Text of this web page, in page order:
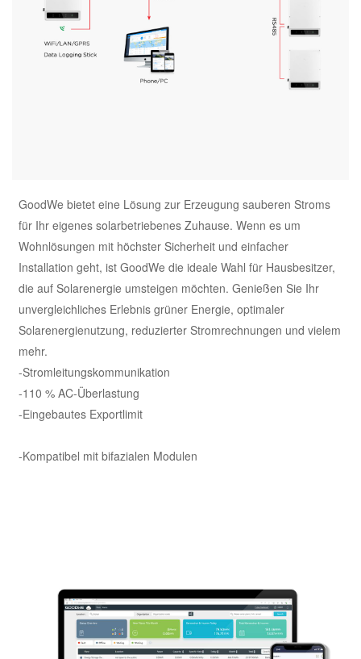
GoodWe bietet eine Lösung zur Erzeugung sauberen Stroms
für Ihr eigenes solarbetriebenes Zuhause. Wenn es um
Wohnlösungen mit höchster Sicherheit und einfacher
Installation geht, ist GoodWe die ideale Wahl für Hausbesitzer,
die auf Solarenergie umsteigen möchten. Genießen Sie Ihr
unvergleichliches Erlebnis grüner Energie, optimaler
Solarenergienutzung, reduzierter Stromrechnungen und vielem
mehr.
-Stromleitungskommunikation
-110 % AC-Überlastung
-Eingebautes Exportlimit
-Kompatibel mit bifazialen Modulen